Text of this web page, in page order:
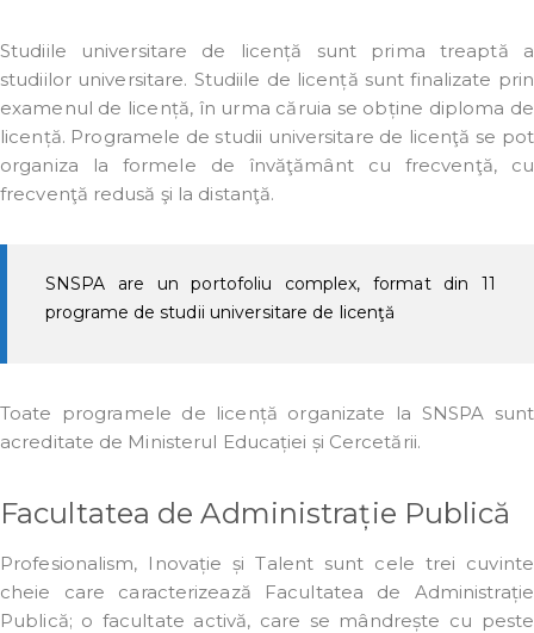
Studiile universitare de licență sunt prima treaptă a
studiilor universitare. Studiile de licență sunt finalizate prin
examenul de licență, în urma căruia se obține diploma de
licență. Programele de studii universitare de licenţă se pot
organiza la formele de învăţământ cu frecvenţă, cu
frecvenţă redusă şi la distanţă.
SNSPA are un portofoliu complex, format din 11
programe de studii universitare de licenţă
Toate programele de licență organizate la SNSPA sunt
acreditate de Ministerul Educației și Cercetării.
Facultatea de Administrație Publică
Profesionalism, Inovație și Talent sunt cele trei cuvinte
cheie care caracterizează Facultatea de Administrație
Publică; o facultate activă, care se mândrește cu peste